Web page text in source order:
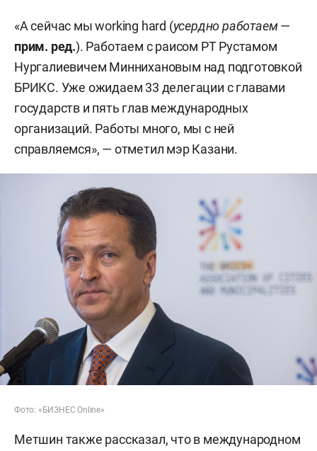
«А сейчас мы working hard (усердно работаем—
прим. ред.). Работаем с раисом РТ Рустамом
Нургалиевичем Миннихановым над подготовкой
БРИКС. Уже ожидаем 33 делегации с главами
государств и пять глав международных
организаций. Работы много, мы с ней
справляемся», — отметил мэр Казани.
Фото: «БИЗНЕС Online»
Метшин также рассказал, что в международном